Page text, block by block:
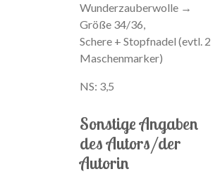
Wunderzauberwolle →
Größe 34/36,
Schere + Stopfnadel (evtl. 2
Maschenmarker)
NS: 3,5
Sonstige Angaben
des Autors/der
Autorin